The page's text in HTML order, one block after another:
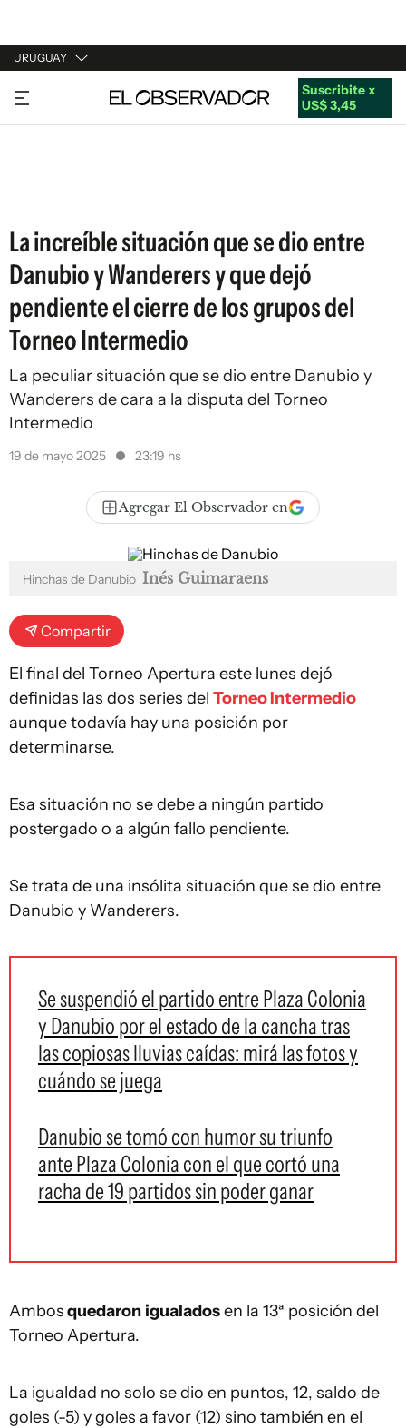
URUGUAY
URUGUAY
ARGENTINA
Suscribite x
US$ 3,45
La increíble situación que se dio entre
Danubio y Wanderers y que dejó
pendiente el cierre de los grupos del
Torneo Intermedio
La peculiar situación que se dio entre Danubio y
Wanderers de cara a la disputa del Torneo
Intermedio
19 de mayo 2025 23:19 hs
Agregar El Observador en
Hinchas de Danubio Inés Guimaraens
Compartir
El final del Torneo Apertura este lunes dejó
definidas las dos series del Torneo Intermedio
aunque todavía hay una posición por
determinarse.
Esa situación no se debe a ningún partido
postergado o a algún fallo pendiente.
Se trata de una insólita situación que se dio entre
Danubio y Wanderers.
Se suspendió el partido entre Plaza Colonia
y Danubio por el estado de la cancha tras
las copiosas lluvias caídas: mirá las fotos y
cuándo se juega
Danubio se tomó con humor su triunfo
ante Plaza Colonia con el que cortó una
racha de 19 partidos sin poder ganar
Ambosquedaron igualadosen la 13ª posición del
Torneo Apertura.
La igualdad no solo se dio en puntos, 12, saldo de
goles (-5) y goles a favor (12) sino también en el